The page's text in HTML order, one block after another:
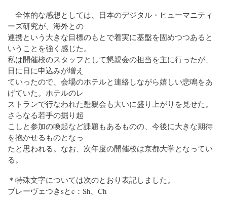
全体的な感想としては、日本のデジタル・ヒューマニティ
ーズ研究が、海外との
連携という大きな目標のもとで着実に基盤を固めつつあると
いうことを強く感じた。
私は開催校のスタッフとして懇親会の担当を主に行ったが、
日に日に申込みが増え
ていったので、会場のホテルと連絡しながら嬉しい悲鳴をあ
げていた。ホテルのレ
ストランで行なわれた懇親会も大いに盛り上がりを見せた。
さらなる若手の掘り起
こしと参加の喚起など課題もあるものの、今後に大きな期待
を抱かせるものとなっ
たと思われる。なお、次年度の開催校は京都大学となってい
る。
＊特殊文字については次のとおり表記しました。
ブレーヴェつきsとc：Sh、Ch